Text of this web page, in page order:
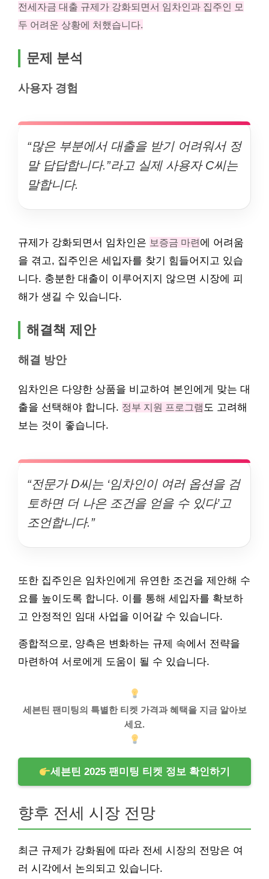
전세자금 대출 규제가 강화되면서 임차인과 집주인 모
두 어려운 상황에 처했습니다.
문제 분석
사용자 경험
“많은 부분에서 대출을 받기 어려워서 정
말 답답합니다.”라고 실제 사용자 C씨는
말합니다.
규제가 강화되면서 임차인은 보증금 마련에 어려움
을 겪고, 집주인은 세입자를 찾기 힘들어지고 있습
니다. 충분한 대출이 이루어지지 않으면 시장에 피
해가 생길 수 있습니다.
해결책 제안
해결 방안
임차인은 다양한 상품을 비교하여 본인에게 맞는 대
출을 선택해야 합니다. 정부 지원 프로그램도 고려해
보는 것이 좋습니다.
“전문가 D씨는 ‘임차인이 여러 옵션을 검
토하면 더 나은 조건을 얻을 수 있다’고
조언합니다.”
또한 집주인은 임차인에게 유연한 조건을 제안해 수
요를 높이도록 합니다. 이를 통해 세입자를 확보하
고 안정적인 임대 사업을 이어갈 수 있습니다.
종합적으로, 양측은 변화하는 규제 속에서 전략을
마련하여 서로에게 도움이 될 수 있습니다.
세븐틴 팬미팅의 특별한 티켓 가격과 혜택을 지금 알아보
세요.
세븐틴 2025 팬미팅 티켓 정보 확인하기
향후 전세 시장 전망
최근 규제가 강화됨에 따라 전세 시장의 전망은 여
러 시각에서 논의되고 있습니다.